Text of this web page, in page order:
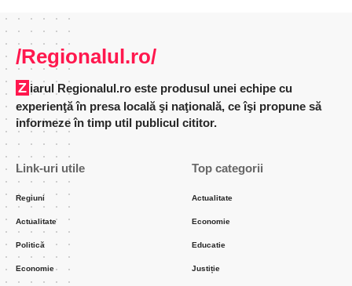
/Regionalul.ro/
Ziarul Regionalul.ro este produsul unei echipe cu
experienţă în presa locală şi naţională, ce îşi propune să
informeze în timp util publicul cititor.
Link-uri utile
Regiuni
Actualitate
Politică
Economie
Top categorii
Actualitate
Economie
Educatie
Justiție